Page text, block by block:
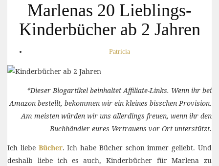
Marlenas 20 Lieblings-
Kinderbücher ab 2 Jahren
Patricia
*Dieser Blogartikel beinhaltet Affiliate-Links. Wenn ihr bei
Amazon bestellt, bekommen wir ein kleines bisschen Provision.
Am meisten würden wir uns allerdings freuen, wenn ihr den
Buchhändler eures Vertrauens vor Ort unterstützt.
Ich liebe Bücher. Ich habe Bücher schon immer geliebt. Und
deshalb liebe ich es auch, Kinderbücher für Marlena zu